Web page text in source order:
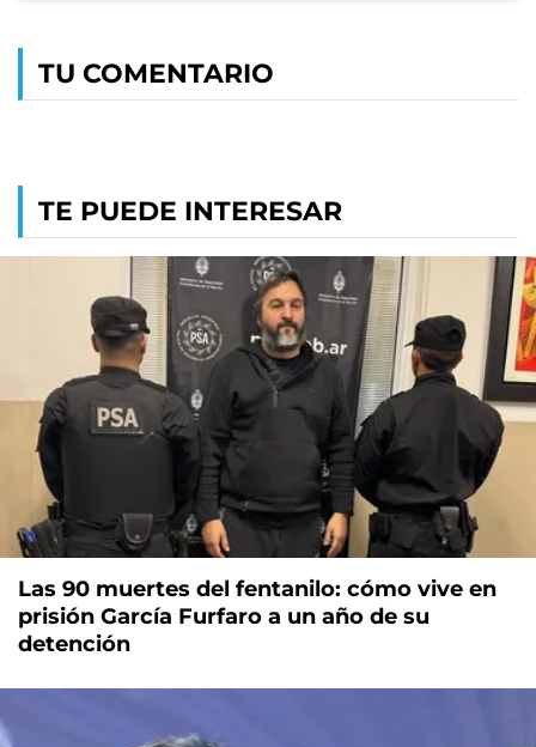
TU COMENTARIO
TE PUEDE INTERESAR
Las 90 muertes del fentanilo: cómo vive en
prisión García Furfaro a un año de su
detención